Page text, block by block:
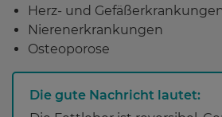
Herz- und
Nierenerkrankungen
Osteoporose
Die gute Nachricht lautet: